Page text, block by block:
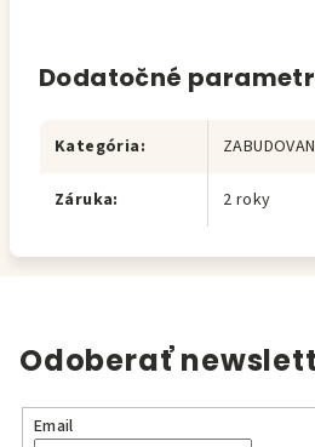
Dodatočné
Kategória:
Záruka: 2 roky
Odoberať
Email